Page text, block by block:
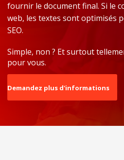
fournir le document final. Si le
web, les textes sont optimisés
SEO.
Simple, non ? Et surtout
pour vous.
Demandez plus d'informations